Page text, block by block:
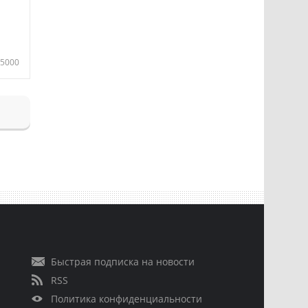
5000
Быстрая подписка на новости
RSS
Политика конфиденциальности